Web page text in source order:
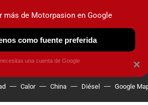
ELÉCTRICOS OBSERVATORIO
Calor China Diésel Google
×
más de Motorpasion en Google
como fuente preferida
una cuenta de Google